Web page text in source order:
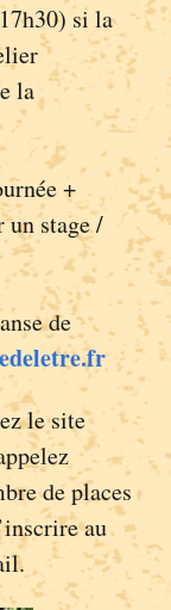
si la
la
+
un stage /
de
le site
de places
au